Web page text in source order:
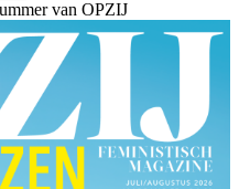
van OPZIJ